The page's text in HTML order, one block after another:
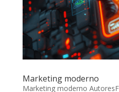
Marketing moderno
Marketing moderno